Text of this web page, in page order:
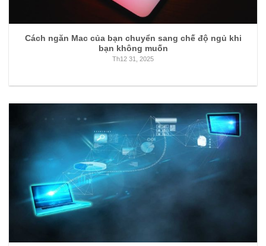
Cách ngăn Mac của bạn chuyển sang chế độ ngủ khi
bạn không muốn
Th12 31, 2025